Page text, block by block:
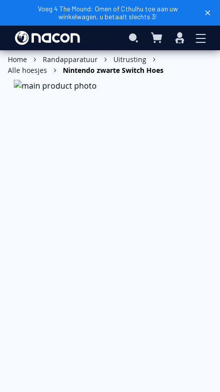
Voeg 4 The Mound: Omen of Cthulhu toe aan uw
winkelwagen, u betaalt slechts 3!
Search Winkelwagen
Inloggen
In Winkelwagen
Home Randapparatuur
Uitrusting
Alle hoesjes
Nintendo zwarte Switch Hoes
Ga